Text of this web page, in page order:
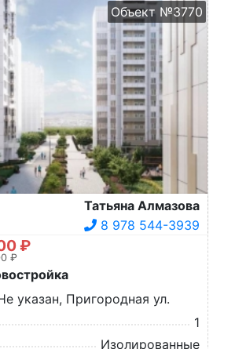
Объект №3770
Татьяна Алмазова
8 978 544-3939
₽
₽
указан, Пригородная ул.
1
Изолированные